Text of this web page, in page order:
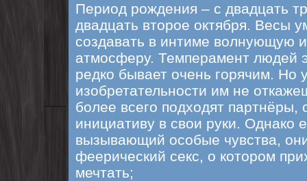
Период рождения – с двадцать
двадцать второе октября. Весы
создавать в интиме волнующую
атмосферу. Темперамент людей
редко бывает очень горячим. Но
изобретательности им не
более всего подходят партнёры,
инициативу в свои руки. Однако
вызывающий особые чувства,
феерический секс, о котором
мечтать;